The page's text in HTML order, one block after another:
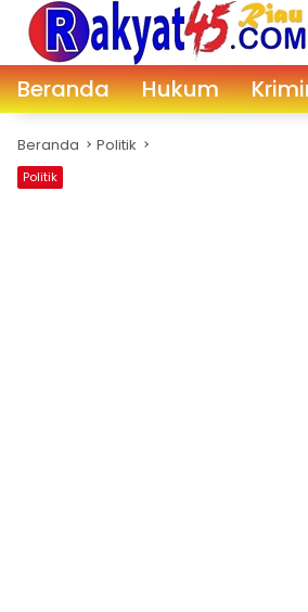
Langsung
konten
Beranda Hukum
Beranda Politik
Politik